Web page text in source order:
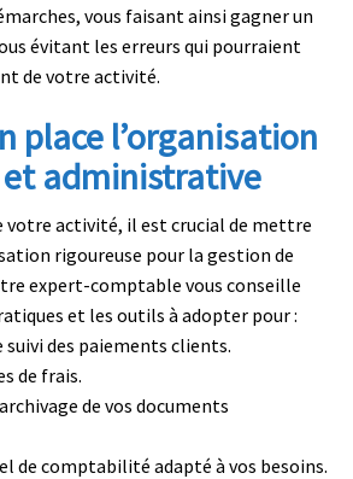
vous faisant ainsi gagner un
évitant les erreurs qui pourraient
de votre activité.
place l’organisation
administrative
votre activité, il est crucial de mettre
rigoureuse pour la gestion de
expert-comptable vous conseille
et les outils à adopter pour :
des paiements clients.
de frais.
de vos documents
de comptabilité adapté à vos besoins.